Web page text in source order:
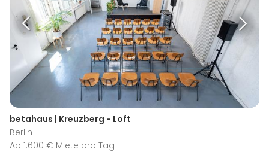
betahaus | Kreuzberg - Loft
Berlin
Ab 1.600 € Miete pro Tag